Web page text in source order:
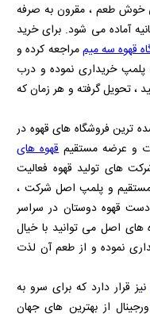
خوش طعم ، مقرون به صرفه
آماده می شود. برای خرید
قهوه سه میممراجعه کرده و
و به صورت پلمپ خریداری نموده و درب
، تحویل گرفته و هر زمان که
ترین فروشگاه های قهوه در
و عرضه مستقیمقهوه های
های تولید قهوه فعالیت
و پلمپ اصل شرکت ،
قهوه دوستان در سراسر
های اصل می توانید با خیال
نموده و از طعم آن لذت
قرار دارد که برای سرو به
از بهترین های جهان